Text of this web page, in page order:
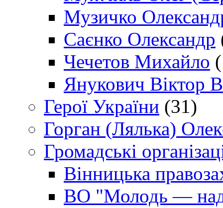
Музичко
Саєнко Олександр
Чечетов Михайло
Янукович Віктор
Герої України (31)
Горган (Лялька)
Громадські
Вінницька
ВО "Молодь —